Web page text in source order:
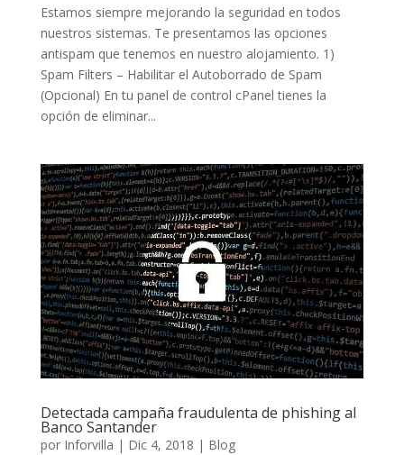
Estamos siempre mejorando la seguridad en todos
nuestros sistemas. Te presentamos las opciones
antispam que tenemos en nuestro alojamiento. 1)
Spam Filters – Habilitar el Autoborrado de Spam
(Opcional) En tu panel de control cPanel tienes la
opción de eliminar...
Detectada campaña fraudulenta de phishing al
Banco Santander
por Inforvilla | Dic 4, 2018 | Blog